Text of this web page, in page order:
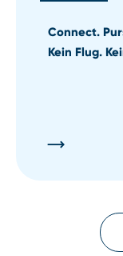
Connect.
Kein Flug.